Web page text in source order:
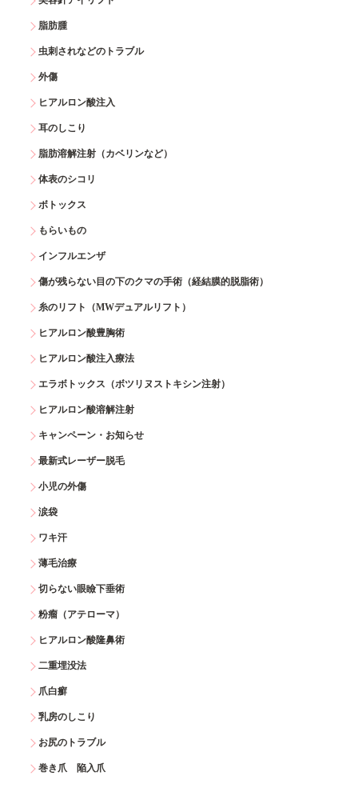
脂肪腫
虫刺されなどのトラブル
外傷
ヒアルロン酸注入
耳のしこり
脂肪溶解注射（カベリンなど）
体表のシコリ
ボトックス
もらいもの
インフルエンザ
傷が残らない目の下のクマの手術（経結膜的脱脂術）
糸のリフト（MWデュアルリフト）
ヒアルロン酸豊胸術
ヒアルロン酸注入療法
エラボトックス（ボツリヌストキシン注射）
ヒアルロン酸溶解注射
キャンペーン・お知らせ
最新式レーザー脱毛
小児の外傷
涙袋
ワキ汗
薄毛治療
切らない眼瞼下垂術
粉瘤（アテローマ）
ヒアルロン酸隆鼻術
二重埋没法
爪白癬
乳房のしこり
お尻のトラブル
巻き爪 陥入爪